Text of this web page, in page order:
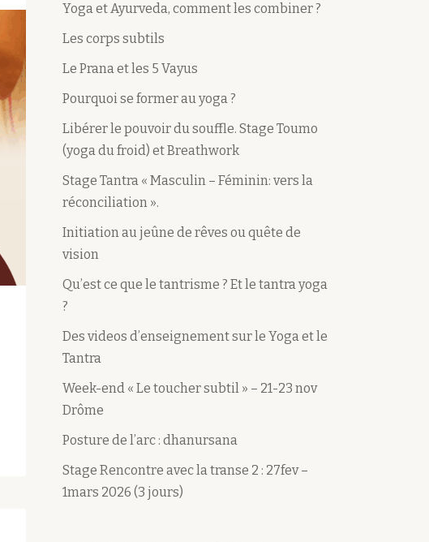
Yoga et Ayurveda, comment les combiner ?
Les corps subtils
Le Prana et les 5 Vayus
Pourquoi se former au yoga ?
Libérer le pouvoir du souffle. Stage Toumo
(yoga du froid) et Breathwork
Stage Tantra « Masculin – Féminin: vers la
réconciliation ».
Initiation au jeûne de rêves ou quête de
vision
Qu’est ce que le tantrisme ? Et le tantra yoga
?
Des videos d’enseignement sur le Yoga et le
Tantra
Week-end « Le toucher subtil » – 21-23 nov
Drôme
Posture de l’arc : dhanursana
Stage Rencontre avec la transe 2 : 27fev –
1mars 2026 (3 jours)